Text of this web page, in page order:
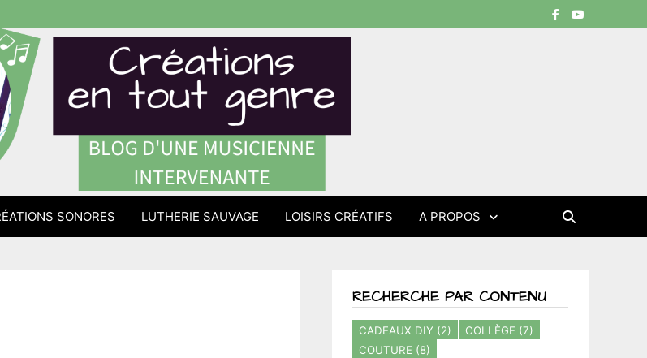
SONORES LUTHERIE SAUVAGE LOISIRS CRÉATIFS A PROPOS
RECHERCHE PAR CONTENU
CADEAUX DIY (2) COLLÈGE (7)
COUTURE (8)